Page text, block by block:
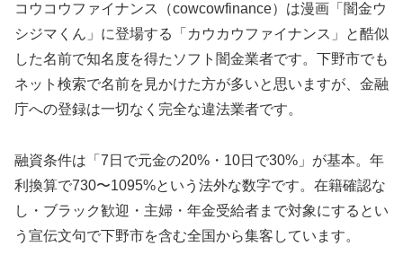
コウコウファイナンス（cowcowfinance）は漫画「闇金ウ
シジマくん」に登場する「カウカウファイナンス」と酷似
した名前で知名度を得たソフト闇金業者です。下野市でも
ネット検索で名前を見かけた方が多いと思いますが、金融
庁への登録は一切なく完全な違法業者です。
融資条件は「7日で元金の20%・10日で30%」が基本。年
利換算で730〜1095%という法外な数字です。在籍確認な
し・ブラック歓迎・主婦・年金受給者まで対象にするとい
う宣伝文句で下野市を含む全国から集客しています。